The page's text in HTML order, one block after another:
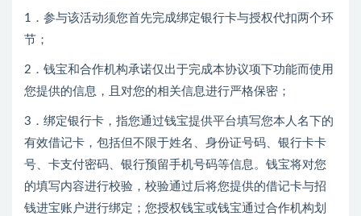
1．参与该活动须您首先完成绑定银行卡与授权代扣两个环
节；
2．钱宝和合作机构承诺仅出于完成本协议项下功能而使用
您提供的信息，且对您的相关信息进行严格保密；
3．绑定银行卡，指您通过钱宝提供平台填写您本人名下的
有效借记卡，包括但不限于姓名、身份证号码、银行卡卡
号、卡支付密码、银行预留手机号码等信息。钱宝将对您
的填写内容进行校验，校验通过后将您提供的借记卡与招
钱进宝账户进行绑定；您授权钱宝或钱宝通过合作机构划